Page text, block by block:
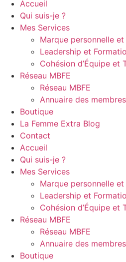
Accueil
Qui suis-je ?
Mes Services
Marque personnelle
Leadership et
Cohésion d’Équipe et
Réseau MBFE
Réseau MBFE
Annuaire des
Boutique
La Femme Extra Blog
Contact
Accueil
Qui suis-je ?
Mes Services
Marque personnelle
Leadership et
Cohésion d’Équipe et
Réseau MBFE
Réseau MBFE
Annuaire des
Boutique